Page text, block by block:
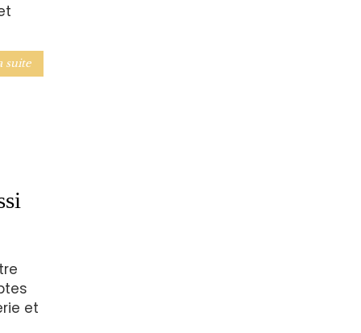
suite
et